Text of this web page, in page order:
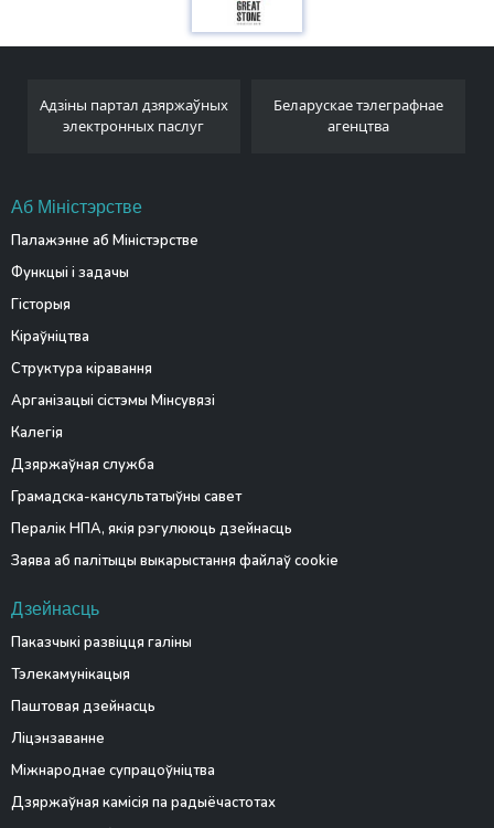
Адзіны партал дзяржаўных
электронных паслуг
Беларускае тэлеграфнае
агенцтва
Аб Міністэрстве
Палажэнне аб Міністэрстве
Функцыі і задачы
Гісторыя
Кіраўніцтва
Структура кіравання
Арганізацыі сістэмы Мінсувязі
Калегія
Дзяржаўная служба
Грамадска-кансультатыўны савет
Пералік НПА, якія рэгулююць дзейнасць
Заява аб палітыцы выкарыстання файлаў cookie
Дзейнасць
Паказчыкі развіцця галіны
Тэлекамунікацыя
Паштовая дзейнасць
Ліцэнзаванне
Міжнароднае супрацоўніцтва
Дзяржаўная камісія па радыёчастотах